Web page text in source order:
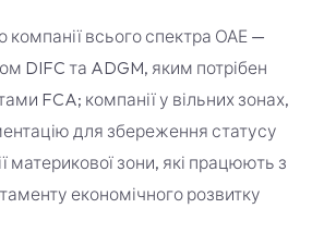
всього спектра ОАЕ —
DIFC та ADGM, яким потрібен
FCA; компанії у вільних зонах,
для збереження статусу
материкової зони, які працюють з
економічного розвитку